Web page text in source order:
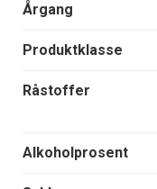
Årgang
Produktklasse
Råstoffer
Alkoholprosent